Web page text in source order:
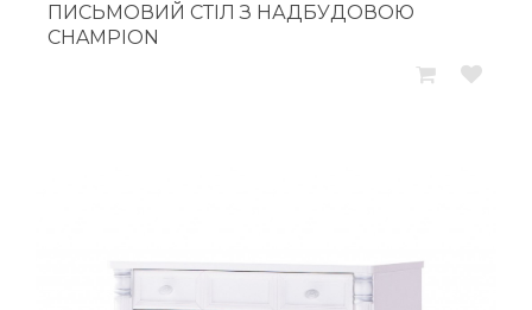
ПИСЬМОВИЙ СТІЛ З НАДБУДОВОЮ
CHAMPION